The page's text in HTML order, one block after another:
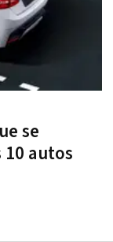
se
autos